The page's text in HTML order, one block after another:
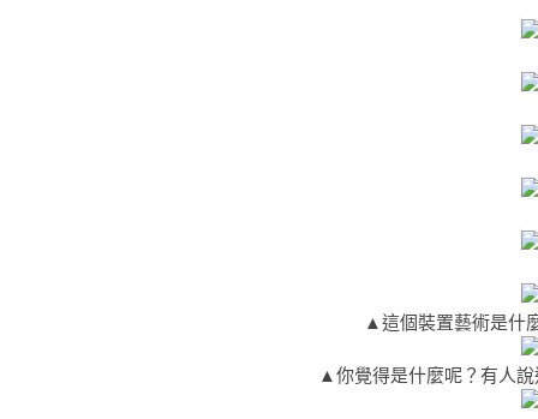
▲這個裝置藝術是什
▲你覺得是什麼呢？有人